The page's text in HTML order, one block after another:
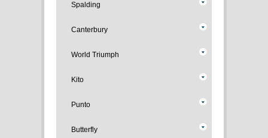
Spalding
Canterbury
World Triumph
Kito
Punto
Butterfly